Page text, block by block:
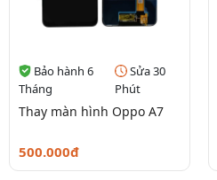
Bảo hành 6
Tháng
Sửa 30
Phút
Thay màn hình Oppo A7
500.000đ